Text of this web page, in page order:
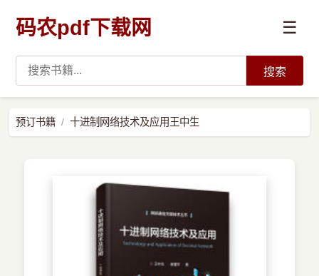
码农pdf下载网 ☰
搜索
预订书籍 十进制网络技术及应用王中生